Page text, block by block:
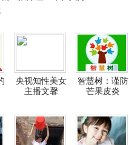
央视知性美女
主播文馨
智慧树：谨防
芒果皮炎